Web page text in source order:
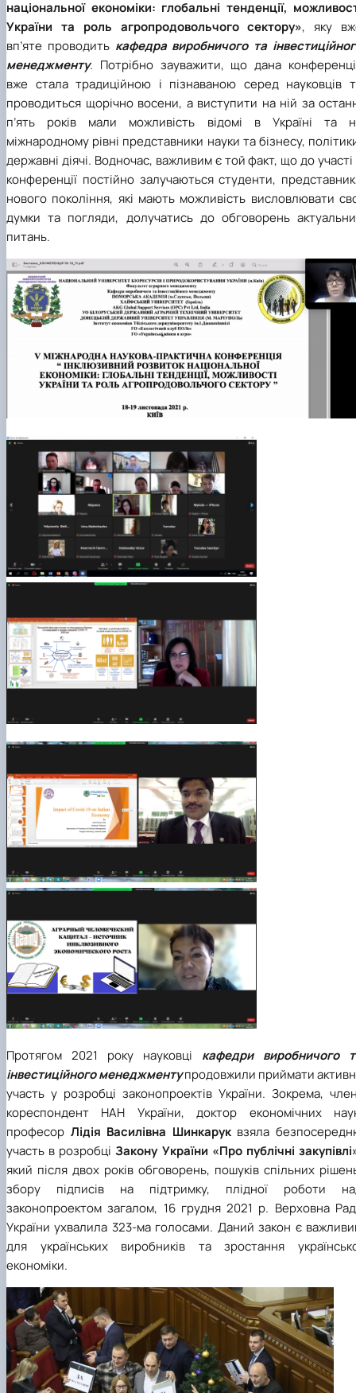
національної економіки: глобальні тенденції,
України та роль агропродовольчого сектору», яку
вп’яте проводить кафедра виробничого та
менеджменту. Потрібно зауважити, що дана
вже стала традиційною і пізнаваною серед науковців
проводиться щорічно восени, а виступити на ній за
п’ять років мали можливість відомі в Україні та
міжнародному рівні представники науки та бізнесу,
державні діячі. Водночас, важливим є той факт, що до участі
конференції постійно залучаються студенти,
нового покоління, які мають можливість висловлювати
думки та погляди, долучатись до обговорень
питань.
Протягом 2021 року науковці кафедри виробничого
інвестиційного менеджментупродовжили приймати
участь у розробці законопроектів України. Зокрема,
кореспондент НАН України, доктор економічних
професор Лідія Василівна Шинкаруквзяла
участь в розробці Закону України «Про публічні
який після двох років обговорень, пошуків спільних
збору підписів на підтримку, плідної роботи
законопроектом загалом, 16 грудня 2021 р. Верховна
України ухвалила 323-ма голосами. Даний закон є
для українських виробників та зростання
економіки.